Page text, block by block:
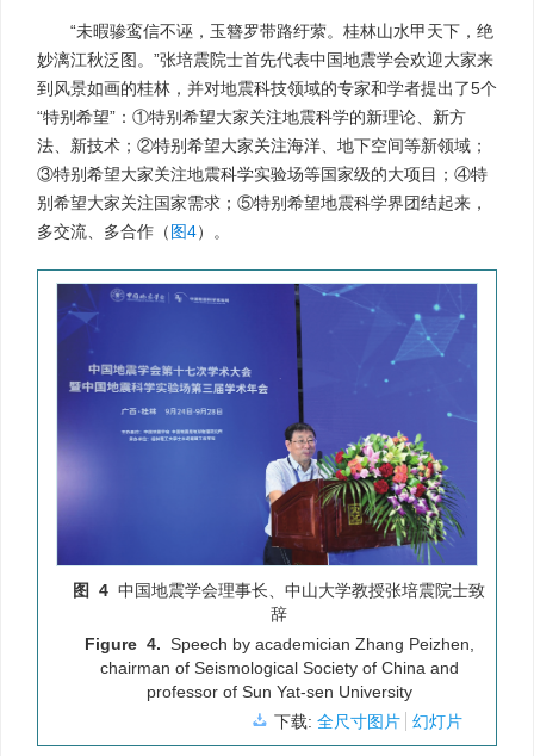
“未暇骖鸾信不诬，玉簪罗带路纡萦。桂林山水甲天下，绝
妙漓江秋泛图。”张培震院士首先代表中国地震学会欢迎大家来
到风景如画的桂林，并对地震科技领域的专家和学者提出了5个
“特别希望”：①特别希望大家关注地震科学的新理论、新方
法、新技术；②特别希望大家关注海洋、地下空间等新领域；
③特别希望大家关注地震科学实验场等国家级的大项目；④特
别希望大家关注国家需求；⑤特别希望地震科学界团结起来，
多交流、多合作（图4）。
图 4 中国地震学会理事长、中山大学教授张培震院士致
辞
Figure 4. Speech by academician Zhang Peizhen,
chairman of Seismological Society of China and
professor of Sun Yat-sen University
下载: 全尺寸图片 幻灯片